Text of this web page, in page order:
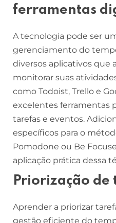
ferramentas
A tecnologia pode ser
gerenciamento do
diversos aplicativos que
monitorar suas
como Todoist, Trello e
excelentes ferramentas
tarefas e eventos.
específicos para o
Pomodone ou Be
aplicação prática dessa
Priorização de
Aprender a priorizar
gestão eficiente do